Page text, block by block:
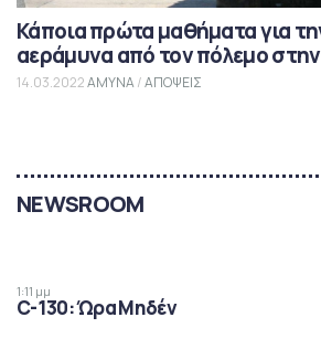
Κάποια πρώτα μαθήματα για
αεράμυνα από τον πόλεμο
14.03.2022ΑΜΥΝΑ/ΑΠΟΨΕΙΣ
NEWSROOM
1:11 μμ
C-130: Ώρα Μηδέν